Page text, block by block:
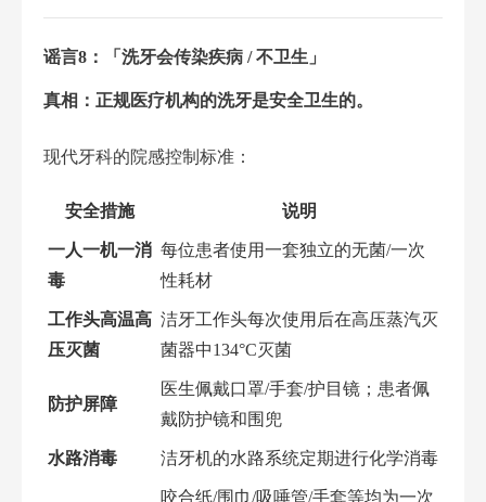
谣言8：「洗牙会传染疾病 / 不卫生」
真相：正规医疗机构的洗牙是安全卫生的。
现代牙科的院感控制标准：
安全措施 说明
一人一机一消
毒
每位患者使用一套独立的无菌/一次
性耗材
工作头高温高
压灭菌
洁牙工作头每次使用后在高压蒸汽灭
菌器中134°C灭菌
防护屏障
医生佩戴口罩/手套/护目镜；患者佩
戴防护镜和围兜
水路消毒 洁牙机的水路系统定期进行化学消毒
咬合纸/围巾/吸唾管/手套等均为一次